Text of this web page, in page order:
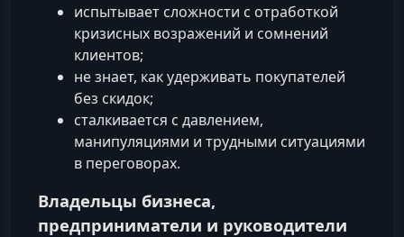
испытывает сложности с отработкой
кризисных возражений и сомнений
клиентов;
не знает, как удерживать покупателей
без скидок;
сталкивается с давлением,
манипуляциями и трудными ситуациями
в переговорах.
Владельцы бизнеса,
предприниматели и руководители